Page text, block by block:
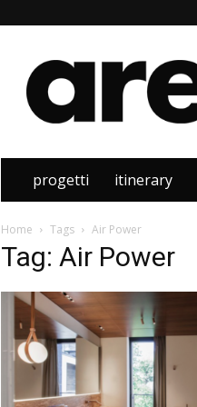
Area
progetti itinerary
Home Tags Air Power
Tag: Air Power